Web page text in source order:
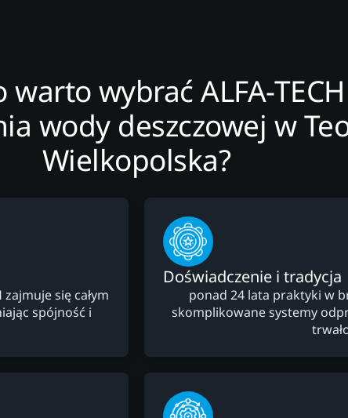
warto wybrać ALFA-
wody deszczowej w
Wielkopolska?
się całym
spójność i
Doświadczenie i tradycja
ponad 24 lata praktyki w
skomplikowane systemy